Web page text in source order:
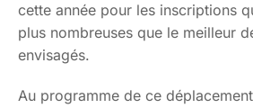
cette année pour les inscriptions
plus nombreuses que le meilleur
envisagés.
Au programme de ce